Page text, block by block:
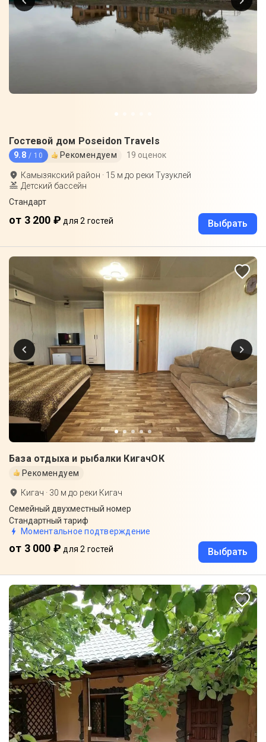
Гостевой дом Poseidon Travels
9.8 / 10 Рекомендуем 19 оценок
Камызякский район · 15 м до реки Тузуклей
Детский бассейн
Стандарт
от 3 200 ₽ для 2 гостей Выбрать
База отдыха и рыбалки КигачОК
Рекомендуем
Кигач · 30 м до реки Кигач
Семейный двухместный номер
Стандартный тариф
Моментальное подтверждение
от 3 000 ₽ для 2 гостей Выбрать